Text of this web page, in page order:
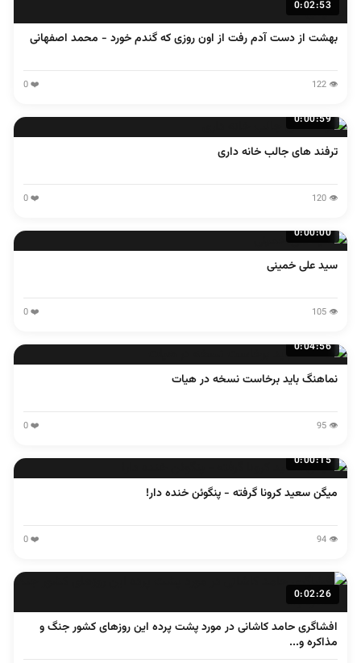
0:02:53
بهشت از دست آدم رفت از اون روزی که گندم خورد - محمد اصفهانی
👁️ 122
❤️ 0
0:00:59
ترفند های جالب خانه داری
👁️ 120
❤️ 0
0:00:00
سید علی خمینی
👁️ 105
❤️ 0
0:04:56
نماهنگ باید برخاست نسخه در هیات
👁️ 95
❤️ 0
0:00:15
میگن سعید کرونا گرفته - پنگوئن خنده دار!
👁️ 94
❤️ 0
0:02:26
افشاگری حامد کاشانی در مورد پشت پرده این روزهای کشور جنگ و
مذاکره و...